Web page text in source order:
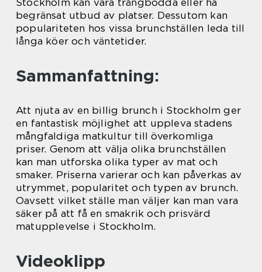
Stockholm kan vara trångbodda eller ha
begränsat utbud av platser. Dessutom kan
populariteten hos vissa brunchställen leda till
långa köer och väntetider.
Sammanfattning:
Att njuta av en billig brunch i Stockholm ger
en fantastisk möjlighet att uppleva stadens
mångfaldiga matkultur till överkomliga
priser. Genom att välja olika brunchställen
kan man utforska olika typer av mat och
smaker. Priserna varierar och kan påverkas av
utrymmet, popularitet och typen av brunch.
Oavsett vilket ställe man väljer kan man vara
säker på att få en smakrik och prisvärd
matupplevelse i Stockholm.
Videoklipp